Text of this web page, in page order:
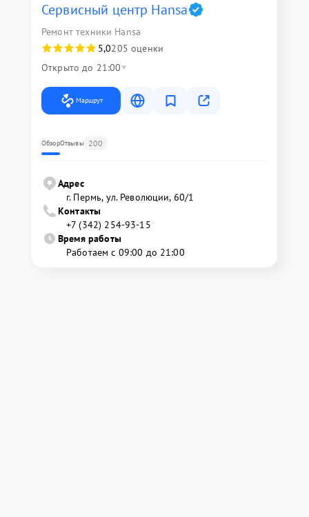
Сервисный центр Hansa
Ремонт техники Hansa
5,0205 оценки
Открыто до 21:00
Маршрут
ОбзорОтзывы 200
Адрес
г. Пермь, ул. ​Революции, 60/1
Контакты
+7 (342) 254-93-15
Время работы
Работаем с 09:00 до 21:00